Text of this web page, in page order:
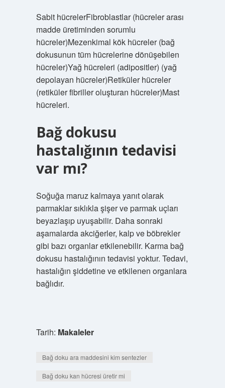
Sabit hücrelerFibroblastlar (hücreler arası
madde üretiminden sorumlu
hücreler)Mezenkimal kök hücreler (bağ
dokusunun tüm hücrelerine dönüşebilen
hücreler)Yağ hücreleri (adipositler) (yağ
depolayan hücreler)Retiküler hücreler
(retiküler fibriller oluşturan hücreler)Mast
hücreleri.
Bağ dokusu
hastalığının tedavisi
var mı?
Soğuğa maruz kalmaya yanıt olarak
parmaklar sıklıkla şişer ve parmak uçları
beyazlaşıp uyuşabilir. Daha sonraki
aşamalarda akciğerler, kalp ve böbrekler
gibi bazı organlar etkilenebilir. Karma bağ
dokusu hastalığının tedavisi yoktur. Tedavi,
hastalığın şiddetine ve etkilenen organlara
bağlıdır.
Tarih: Makaleler
Bağ doku ara maddesini kim sentezler
Bağ doku kan hücresi üretir mi